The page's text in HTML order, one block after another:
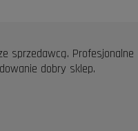
sprzedawcą. Profesjonalne
dobry sklep.